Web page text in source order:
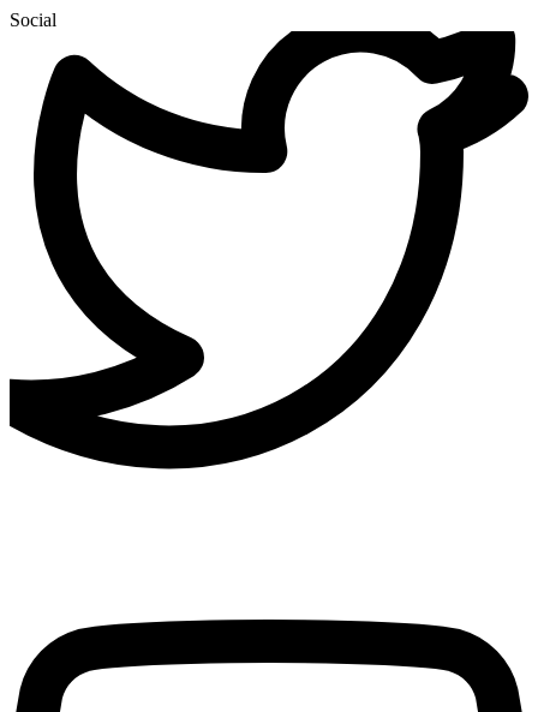
Social